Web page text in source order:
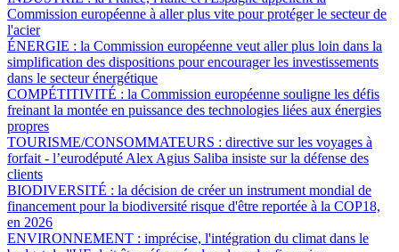
Commission européenne à aller plus vite pour protéger le secteur de
l'acier
ÉNERGIE : la Commission européenne veut aller plus loin dans la
simplification des dispositions pour encourager les investissements
dans le secteur énergétique
COMPÉTITIVITÉ : la Commission européenne souligne les défis
freinant la montée en puissance des technologies liées aux énergies
propres
TOURISME/CONSOMMATEURS : directive sur les voyages à
forfait - l’eurodéputé Alex Agius Saliba insiste sur la défense des
clients
BIODIVERSITÉ : la décision de créer un instrument mondial de
financement pour la biodiversité risque d'être reportée à la COP18,
en 2026
ENVIRONNEMENT : imprécise, l'intégration du climat dans le